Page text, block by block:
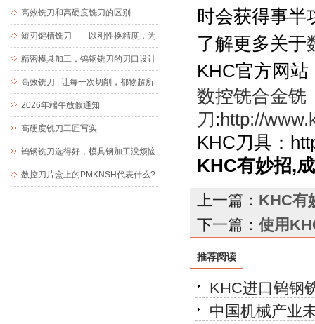
时会获得事半
了解更多关于
KHC官方网站
数控铣合金铣
刀:http://
KHC刀具 ：
KHC有妙招,
上一篇： KHC有
下一篇： 使用
推荐阅读
KHC进口钨钢
中国机械产业
文牒
高效铣刀和高硬度铣刀的区别
短刃键槽铣刀——以刚性换精度，为
精密键槽加工而生
精密模具加工，钨钢铣刀的刃口设计
究竟藏着什么玄机
高效铣刀 | 让每一次切削，都物超所
值
2026年端午放假通知
高硬度铣刀工匠写实
钨钢铣刀选得好，模具钢加工没烦恼
数控刀片盒上的PMKNSH代表什么?